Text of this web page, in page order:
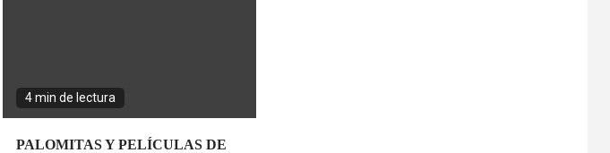
4 min de lectura
PALOMITAS Y PELÍCULAS DE